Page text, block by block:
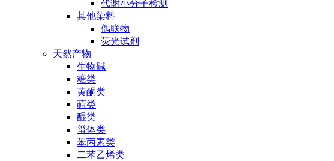
代谢小分子检测
其他染料
偶联物
荧光试剂
天然产物
生物碱
糖类
黄酮类
萜类
醌类
甾体类
苯丙素类
二苯乙烯类